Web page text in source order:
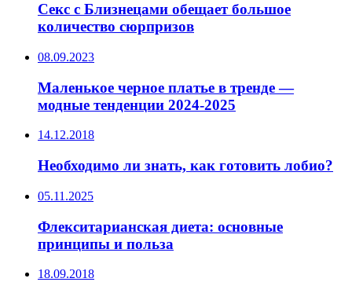
Секс с Близнецами обещает большое
количество сюрпризов
08.09.2023
Маленькое черное платье в тренде —
модные тенденции 2024-2025
14.12.2018
Необходимо ли знать, как готовить лобио?
05.11.2025
Флекситарианская диета: основные
принципы и польза
18.09.2018